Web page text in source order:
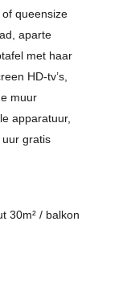
queensize
aparte
met haar
HD-tv’s,
muur
apparatuur,
gratis
30m² / balkon